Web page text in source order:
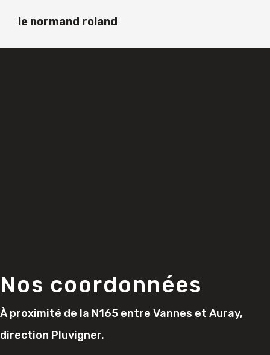
le normand roland
Nos coordonnées
À proximité de la N165 entre Vannes et Auray,
direction Pluvigner.